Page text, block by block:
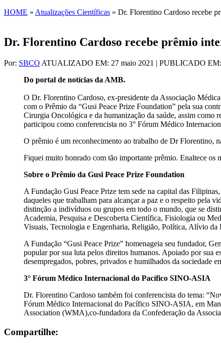
HOME » Atualizações Científicas » Dr. Florentino Cardoso recebe
Dr. Florentino Cardoso recebe prêmio
Por: SBCO ATUALIZADO EM: 27 maio 2021 | PUBLICADO
Do portal de notícias da AMB.
O Dr. Florentino Cardoso, ex-presidente da Associação
com o Prêmio da “Gusi Peace Prize Foundation” pela sua
Cirurgia Oncológica e da humanização da saúde, assim como
participou como conferencista no 3° Fórum Médico
O prêmio é um reconhecimento ao trabalho de Dr Florentino,
Fiquei muito honrado com tão importante prêmio. Enaltece
Sobre o Prêmio da Gusi Peace Prize Foundation
A Fundação Gusi Peace Prize tem sede na capital das
daqueles que trabalham para alcançar a paz e o respeito pela
distinção a indivíduos ou grupos em todo o mundo, que se
Academia, Pesquisa e Descoberta Científica, Fisiologia ou
Visuais, Tecnologia e Engenharia, Religião, Política, Alívio
A Fundação “Gusi Peace Prize” homenageia seu fundador,
popular por sua luta pelos direitos humanos. Apoiado por sua
desempregados, pobres, privados e humilhados da sociedade
3° Fórum Médico Internacional do Pacífico SINO-ASIA
Dr. Florentino Cardoso também foi conferencista do tema:
Fórum Médico Internacional do Pacífico SINO-ASIA, em
Association (WMA),co-fundadora da Confederação da
Compartilhe: